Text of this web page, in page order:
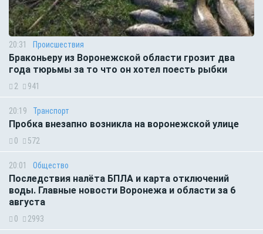
20:31 Происшествия
Браконьеру из Воронежской области грозит два
года тюрьмы за то что он хотел поесть рыбки
2 941
20:19 Транспорт
Пробка внезапно возникла на воронежской улице
0 572
20:01 Общество
Последствия налёта БПЛА и карта отключений
воды. Главные новости Воронежа и области за 6
августа
0 2993